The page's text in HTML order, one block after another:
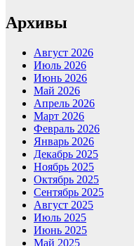
Архивы
Август 2026
Июль 2026
Июнь 2026
Май 2026
Апрель 2026
Март 2026
Февраль 2026
Январь 2026
Декабрь 2025
Ноябрь 2025
Октябрь 2025
Сентябрь 2025
Август 2025
Июль 2025
Июнь 2025
Май 2025